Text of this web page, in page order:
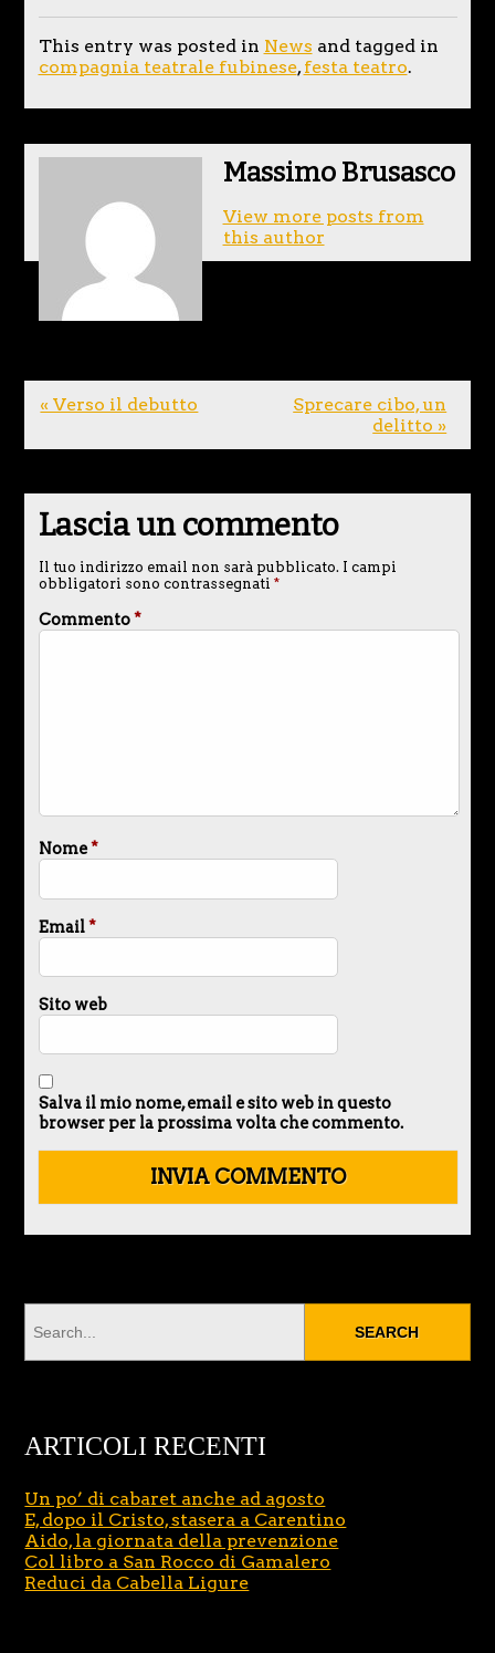
This entry was posted in News and tagged in
compagnia teatrale fubinese,festa teatro.
Massimo Brusasco
View more posts from
this author
« Verso il debutto
Sprecare cibo, un
delitto »
Lascia un commento
Il tuo indirizzo email non sarà pubblicato. I campi
obbligatori sono contrassegnati *
Commento*
Nome*
Email*
Sito web
Salva il mio nome, email e sito web in questo
browser per la prossima volta che commento.
ARTICOLI RECENTI
Un po’ di cabaret anche ad agosto
E, dopo il Cristo, stasera a Carentino
Aido, la giornata della prevenzione
Col libro a San Rocco di Gamalero
Reduci da Cabella Ligure